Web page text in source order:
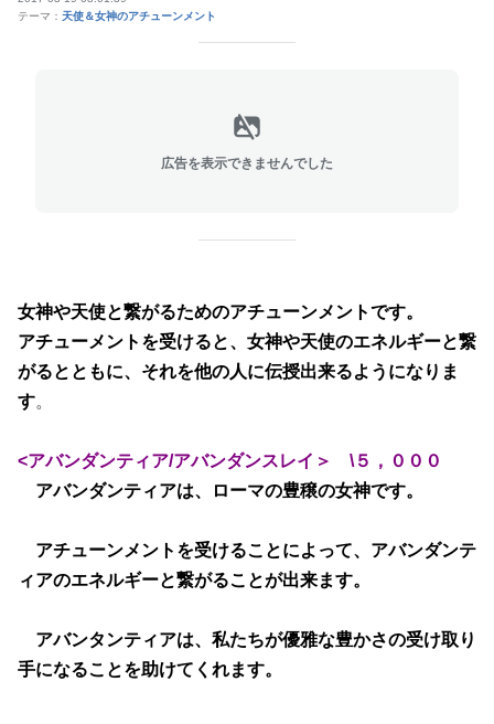
テーマ： 天使＆女神のアチューンメント
広告を表示できませんでした
女神や天使と繋がるためのアチューンメントです。
アチューメントを受けると、女神や天使のエネルギーと繋
がるとともに、それを他の人に伝授出来るようになりま
す。
<アバンダンティア/アバンダンスレイ＞ \５，０００
アバンダンティアは、ローマの豊穣の女神です。
アチューンメントを受けることによって、アバンダンテ
ィアのエネルギーと繋がることが出来ます。
アバンタンティアは、私たちが優雅な豊かさの受け取り
手になることを助けてくれます。